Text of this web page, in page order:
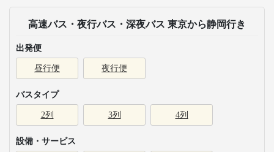
高速バス・夜行バス・深夜バス 東京から静岡行き
出発便
昼行便 夜行便
バスタイプ
2列 3列 4列
設備・サービス